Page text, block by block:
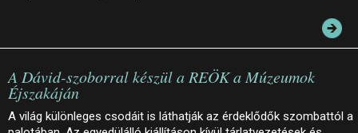
A Dávid-szoborral készül a REÖK a Múzeumok
Éjszakáján
A világ különleges csodáit is láthatják az érdeklődők szombattól a